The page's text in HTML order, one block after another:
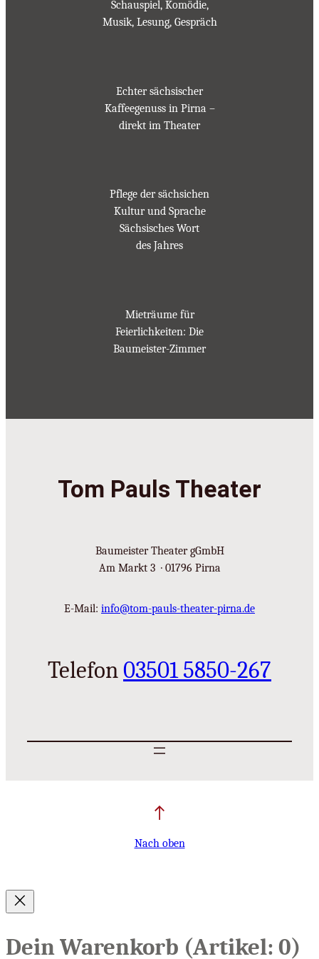
Schauspiel, Komödie,
Musik, Lesung, Gespräch
Echter sächsischer
Kaffeegenuss in Pirna –
direkt im Theater
Pflege der sächsichen
Kultur und Sprache
Sächsisches Wort
des Jahres
Mieträume für
Feierlichkeiten: Die
Baumeister-Zimmer
Tom Pauls Theater
Baumeister Theater gGmbH
Am Markt 3 · 01796 Pirna
E-Mail: info@tom-pauls-theater-pirna.de
Telefon03501 5850-267
Nach oben
Dein Warenkorb (Artikel: 0)